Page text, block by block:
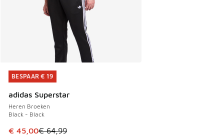
BESPAAR € 19
adidas Superstar
Heren Broeken
Black - Black
Dit artikel is in de uitverkoop. Dit artikel is in de
€ 45,00€ 64,99
BESPAAR € 19